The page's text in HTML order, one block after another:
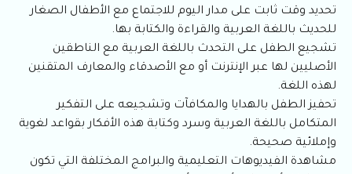
تحديد وقت ثابت على مدار اليوم للاجتماع مع الأطفال الصغار
للحديث باللغة العربية والقراءة والكتابة بها.
تشجيع الطفل على التحدث باللغة العربية مع الناطقين
الأصليين لها عبر الإنترنت أو مع الأصدقاء والمعارف المتقنين
لهذه اللغة.
تحفيز الطفل بالهدايا والمكافآت وتشجيعه على التفكير
المتكامل باللغة العربية وسرد وكتابة هذه الأفكار بقواعد لغوية
وإملائية صحيحة.
مشاهدة الفيديوهات التعليمية والبرامج المختلفة التي تكون